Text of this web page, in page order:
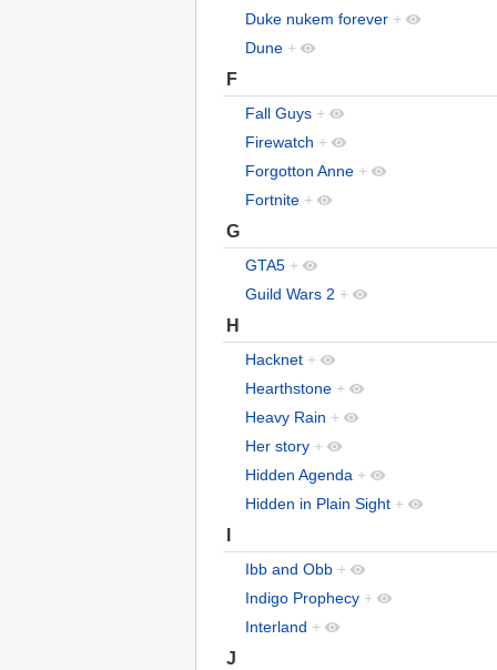
Duke nukem forever +
Dune +
F
Fall Guys +
Firewatch +
Forgotton Anne +
Fortnite +
G
GTA5 +
Guild Wars 2 +
H
Hacknet +
Hearthstone +
Heavy Rain +
Her story +
Hidden Agenda +
Hidden in Plain Sight +
I
Ibb and Obb +
Indigo Prophecy +
Interland +
J